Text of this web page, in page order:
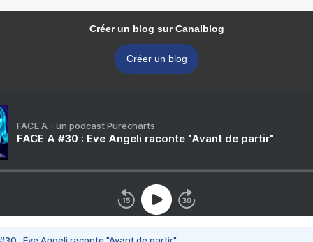
Créer un blog sur Canalblog
Créer un blog
FACE A - un podcast Purecharts
FACE A #30 : Eve Angeli raconte "Avant de partir"